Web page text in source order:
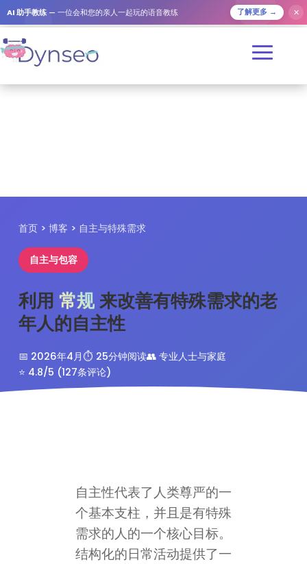
AI 助手教练 — 一位会和您的亲人一起玩的语音教练 了解更多 → ✕
首页 > 博客 > 自主与特殊需求
自主与包容
利用 常规 来改善有特殊需求的老
年人的自主性
📅 2026年4月 ⏱️ 25分钟阅读👥 专业人士与家庭
⭐ 4.8/5 (127条评论)
自主性代表了人类尊严的一
个基本支柱，并且是有特殊
需求的人的一个核心目标。
结构化的日常活动提供了一